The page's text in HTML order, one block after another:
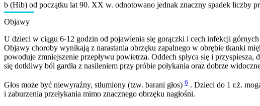
b (Hib) od początku lat 90. XX w. odnotowano jednak znaczny spadek liczby
Objawy
U dzieci w ciągu 6-12 godzin od pojawienia się gorączki i cech infekcji
Objawy choroby wynikają z narastania obrzęku zapalnego w obrębie tkanki
powoduje zmniejszenie przepływu powietrza. Oddech spłyca się i
się dotkliwy ból gardła z nasileniem przy próbie połykania oraz dobrze
Głos może być niewyraźny, stłumiony (tzw. barani głos) 6 . Dzieci do 1 r.ż.
i zaburzenia przełykania mimo znacznego obrzęku nagłośni.